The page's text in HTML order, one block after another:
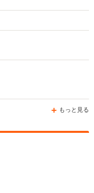
もっと見る